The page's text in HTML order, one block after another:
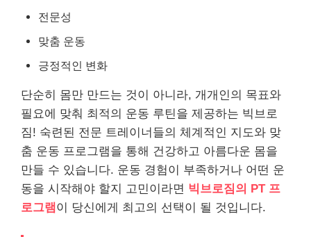
전문성
맞춤 운동
긍정적인 변화
단순히 몸만 만드는 것이 아니라, 개개인의 목표와
필요에 맞춰 최적의 운동 루틴을 제공하는 빅브로
짐! 숙련된 전문 트레이너들의 체계적인 지도와 맞
춤 운동 프로그램을 통해 건강하고 아름다운 몸을
만들 수 있습니다. 운동 경험이 부족하거나 어떤 운
동을 시작해야 할지 고민이라면 빅브로짐의 PT 프
로그램 이 당신에게 최고의 선택이 될 것입니다.